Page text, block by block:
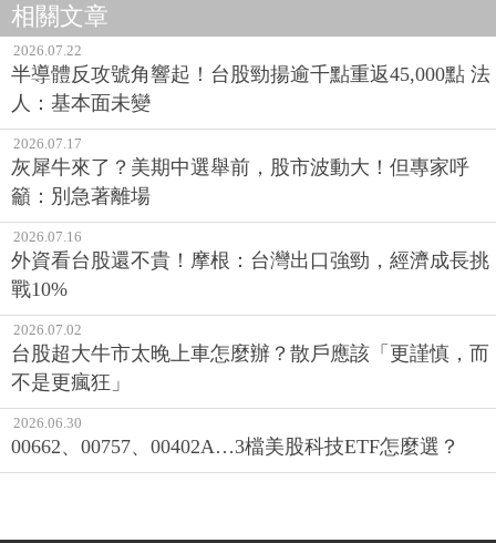
相關文章
2026.07.22
半導體反攻號角響起！台股勁揚逾千點重返45,000點 法
人：基本面未變
2026.07.17
灰犀牛來了？美期中選舉前，股市波動大！但專家呼
籲：別急著離場
2026.07.16
外資看台股還不貴！摩根：台灣出口強勁，經濟成長挑
戰10%
2026.07.02
台股超大牛市太晚上車怎麼辦？散戶應該「更謹慎，而
不是更瘋狂」
2026.06.30
00662、00757、00402A…3檔美股科技ETF怎麼選？